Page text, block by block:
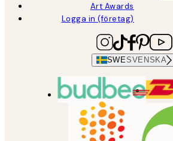
Art Awards
Logga in (företag)
SWESVENSKA